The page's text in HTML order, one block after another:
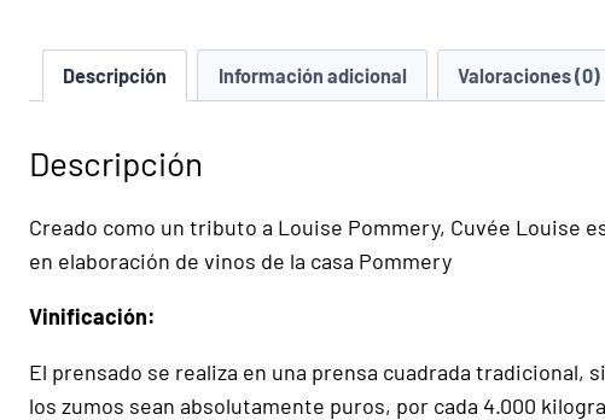
Descripción Información adicional Valoraciones (0)
Descripción
Creado como un tributo a Louise Pommery, Cuvée Louise
en elaboración de vinos de la casa Pommery
Vinificación:
El prensado se realiza en una prensa cuadrada tradicional,
los zumos sean absolutamente puros, por cada 4.000